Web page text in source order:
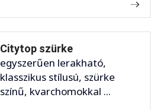
Citytop szürke
egyszerűen lerakható,
klasszikus stílusú, szürke
színű, kvarchomokkal ...